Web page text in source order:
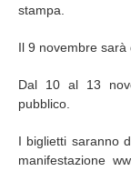
stampa.
Il 9 novembre sarà
Dal 10 al 13
pubblico.
I biglietti saranno
manifestazione